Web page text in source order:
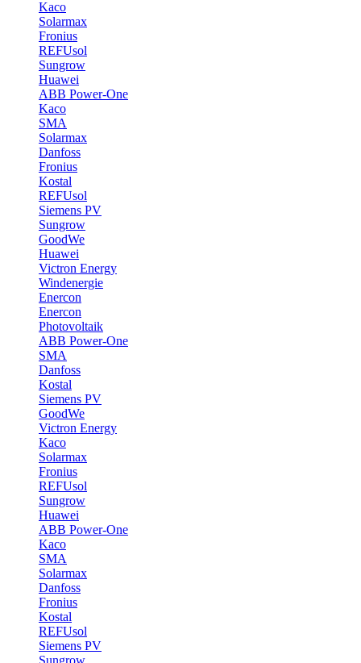
Kaco
Solarmax
Fronius
REFUsol
Sungrow
Huawei
ABB Power-One
Kaco
SMA
Solarmax
Danfoss
Fronius
Kostal
REFUsol
Siemens PV
Sungrow
GoodWe
Huawei
Victron Energy
Windenergie
Enercon
Enercon
Photovoltaik
ABB Power-One
SMA
Danfoss
Kostal
Siemens PV
GoodWe
Victron Energy
Kaco
Solarmax
Fronius
REFUsol
Sungrow
Huawei
ABB Power-One
Kaco
SMA
Solarmax
Danfoss
Fronius
Kostal
REFUsol
Siemens PV
Sungrow